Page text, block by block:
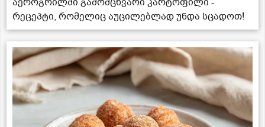
რეცეპტი, რომელიც აუცილებლად უნდა სცადოთ!